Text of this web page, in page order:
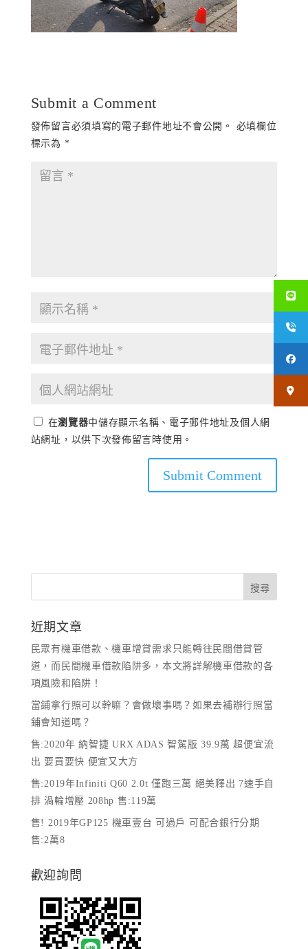
Submit a Comment
發佈留言必須填寫的電子郵件地址不會公開。
必填欄位
標示為 *
在瀏覽器中儲存顯示名稱、電子郵件地址及個人網
站網址，以供下次發佈留言時使用。
近期文章
民眾有機車借款、機車增貸需求只能轉往民間借貸管
道，而民間機車借款陷阱多，本文將詳解機車借款的各
項風險和陷阱！
當鋪拿行照可以幹嘛？會做壞事嗎？如果去補辦行照當
鋪會知道嗎？
售:2020年 納智捷 URX ADAS 智駕版 39.9萬 超便宜流
出 要買要快 便宜又大方
售:2019年Infiniti Q60 2.0t 僅跑三萬 絕美釋出 7速手自
排 渦輪增壓 208hp 售:119萬
售! 2019年GP125 機車壹台 可過戶 可配合銀行分期
售:2萬8
歡迎詢問